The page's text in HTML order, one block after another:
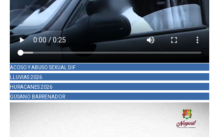
ACOSO Y ABUSO SEXUAL DIF
LLUVIAS 2026
HURACANES 2026
GUSANO BARRENADOR